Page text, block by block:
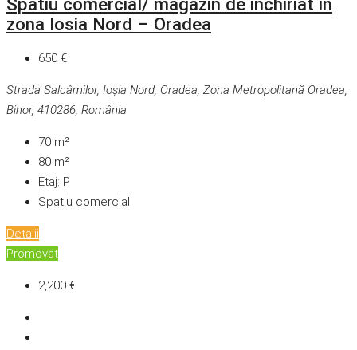
zona Iosia Nord – Oradea
650 €
Strada Salcâmilor, Ioșia Nord, Oradea, Zona Metropolitană Oradea,
Bihor, 410286, România
70 m²
80 m²
Etaj: P
Spatiu comercial
Detalii
Promovat
2,200 €